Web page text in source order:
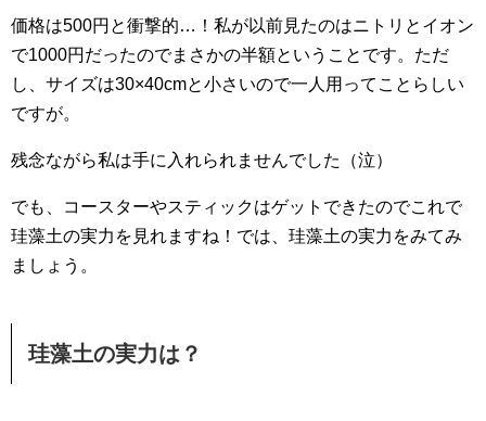
価格は500円と衝撃的…！私が以前見たのはニトリとイオン
で1000円だったのでまさかの半額ということです。ただ
し、サイズは30×40cmと小さいので一人用ってことらしい
ですが。
残念ながら私は手に入れられませんでした（泣）
でも、コースターやスティックはゲットできたのでこれで
珪藻土の実力を見れますね！では、珪藻土の実力をみてみ
ましょう。
珪藻土の実力は？